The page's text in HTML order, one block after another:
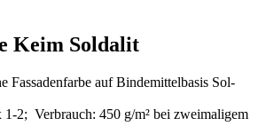
Keim Soldalit
Fassadenfarbe auf Bindemittelbasis Sol-
2; Verbrauch: 450 g/m² bei zweimaligem